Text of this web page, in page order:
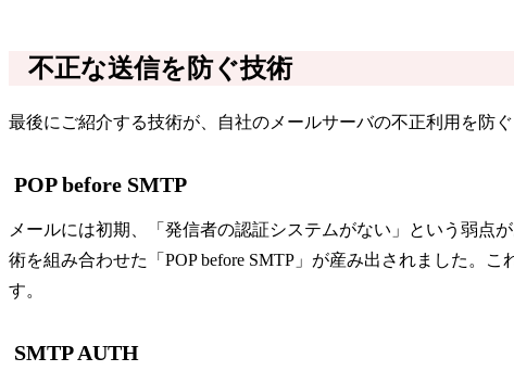
不正な送信を防ぐ技術
最後にご紹介する技術が、自社のメールサーバの不正利用を防
POP before SMTP
メールには初期、「発信者の認証システムがない」という弱点
術を組み合わせた「POP before SMTP」が産み出されました。
す。
SMTP AUTH